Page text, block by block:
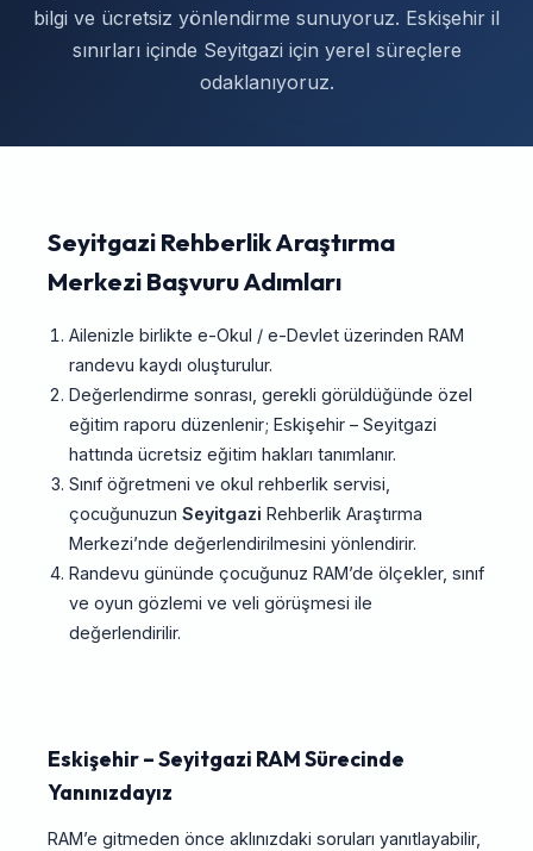
bilgi ve ücretsiz yönlendirme sunuyoruz. Eskişehir il
sınırları içinde Seyitgazi için yerel süreçlere
odaklanıyoruz.
Seyitgazi Rehberlik Araştırma
Merkezi Başvuru Adımları
Ailenizle birlikte e-Okul / e-Devlet üzerinden RAM
randevu kaydı oluşturulur.
Değerlendirme sonrası, gerekli görüldüğünde özel
eğitim raporu düzenlenir; Eskişehir – Seyitgazi
hattında ücretsiz eğitim hakları tanımlanır.
Sınıf öğretmeni ve okul rehberlik servisi,
çocuğunuzun Seyitgazi Rehberlik Araştırma
Merkezi’nde değerlendirilmesini yönlendirir.
Randevu gününde çocuğunuz RAM’de ölçekler, sınıf
ve oyun gözlemi ve veli görüşmesi ile
değerlendirilir.
Eskişehir – Seyitgazi RAM Sürecinde
Yanınızdayız
RAM’e gitmeden önce aklınızdaki soruları yanıtlayabilir,